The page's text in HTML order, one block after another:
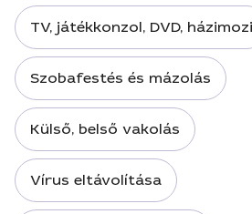
TV, játékkonzol, DVD, házimozi
Szobafestés és mázolás
Külső, belső vakolás
Vírus eltávolítása